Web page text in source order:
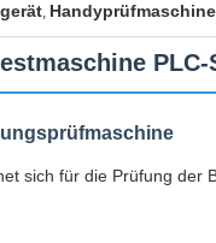
, Handyprüfmaschine
sich für die Prüfung der